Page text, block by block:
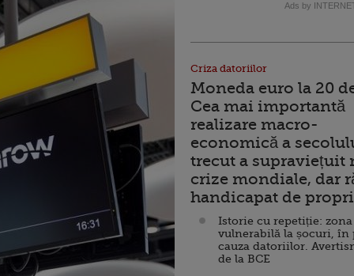
Ads by
Criza datoriilor
Moneda euro la 20
Cea mai importantă
realizare macro-
economică a
trecut a supraviețuit
crize mondiale, dar
handicapat de
Istorie cu repetiție:
vulnerabilă la șocuri,
cauza datoriilor.
de la BCE